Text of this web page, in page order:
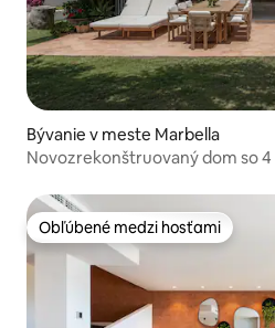
Bývanie v meste Marbella
Novozrekonštruovaný dom so
Obľúbené medzi hosťami
Obľúbené medzi hosťami